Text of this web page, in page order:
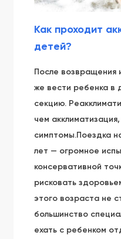
Как проходит
детей?
После возвращения
же вести ребенка в
секцию.
чем
симптомы.Поездка
лет — огромное
консервативной
рисковать
этого возраста не
большинство
ехать с ребенком